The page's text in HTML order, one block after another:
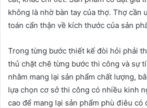
không là nhờ bàn tay của thợ. Thợ cần
toán cẩn thận về kích thước của sản
Trong từng bước thiết kế đòi hỏi phải
thủ chặt chẽ từng bước thi công và sự
nhằm mang lại sản phẩm chất lượng,
lựa chọn cơ sở thi công có nhiều kinh
cao để mang lại sản phẩm phù điêu có